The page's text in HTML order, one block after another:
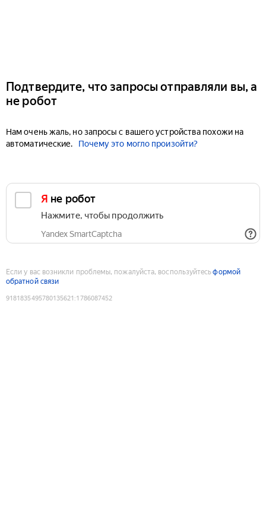
Подтвердите, что запросы отправляли вы, а
не робот
Нам очень жаль, но запросы с вашего устройства похожи на
автоматические.
Почему это могло произойти?
Я не робот
Нажмите, чтобы продолжить
Yandex SmartCaptcha
Если у вас возникли проблемы, пожалуйста, воспользуйтесьформой
обратной связи
9181835495780135621 :1786087452